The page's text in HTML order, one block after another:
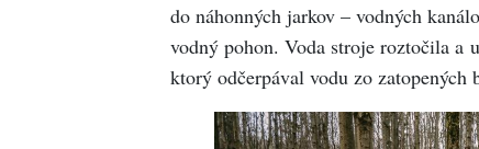
do náhonných jarkov – vodných
vodný pohon. Voda stroje roztočila a
ktorý odčerpával vodu zo